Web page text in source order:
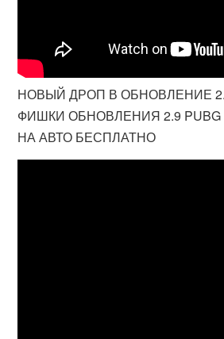
НОВЫЙ ДРОП В ОБНОВЛЕНИЕ
ФИШКИ ОБНОВЛЕНИЯ 2.9 PUBG
НА АВТО БЕСПЛАТНО